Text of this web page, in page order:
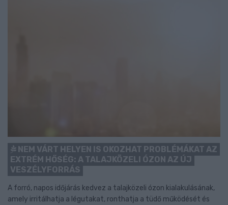
NEM VÁRT HELYEN IS OKOZHAT PROBLÉMÁKAT AZ
EXTRÉM HŐSÉG: A TALAJKÖZELI ÓZON AZ ÚJ
VESZÉLYFORRÁS
A forró, napos időjárás kedvez a talajközeli ózon kialakulásának,
amely irritálhatja a légutakat, ronthatja a tüdő működését és